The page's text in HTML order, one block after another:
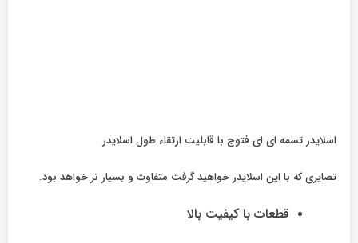
اسلایدر تسمه ای ای فتوج با قابلیت ارتقاء طول اسلایدر
تصایری که با این اسلایدر خواهید گرفت متفاوت و بسیار نر خواهد بود.
قطعات با کیفیت بالا